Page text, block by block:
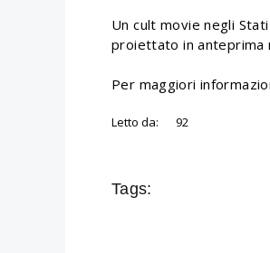
Un cult movie negli
proiettato in anteprima
Per maggiori
Letto da: 92
Tags: